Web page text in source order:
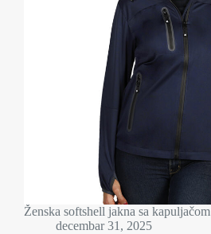
Ženska softshell jakna sa kapuljačom
decembar 31, 2025